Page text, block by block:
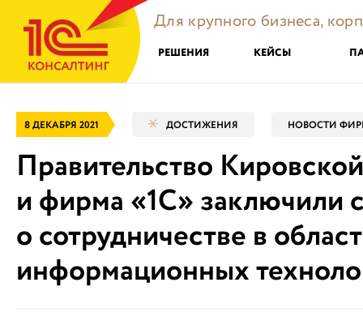
Для крупного бизнеса,
РЕШЕНИЯ КЕЙСЫ
8 ДЕКАБРЯ 2021 ДОСТИЖЕНИЯ НОВОСТИ
Правительство
и фирма «1С» заключили
о сотрудничестве в
информационных